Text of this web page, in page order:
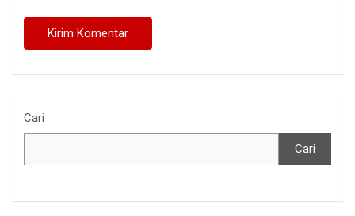
Cari
Cari